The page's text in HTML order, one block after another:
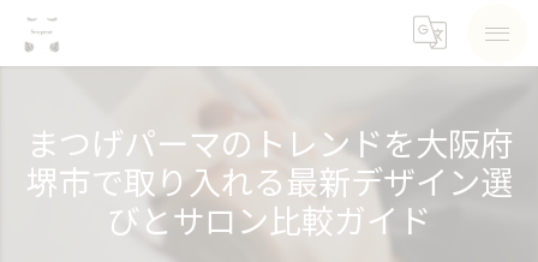
まつげパーマのトレンドを大阪府
堺市で取り入れる最新デザイン選
びとサロン比較ガイド